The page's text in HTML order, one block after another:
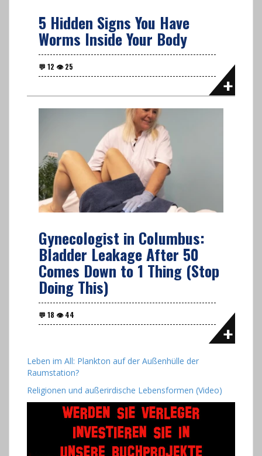
5 Hidden Signs You Have
Worms Inside Your Body
Gynecologist in Columbus:
Bladder Leakage After 50
Comes Down to 1 Thing (Stop
Doing This)
Leben im All: Plankton auf der Außenhülle der
Raumstation?
Religionen und außerirdische Lebensformen (Video)